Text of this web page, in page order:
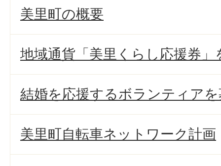
美里町の概要
地域通貨「美里くらし応援券」
結婚を応援するボランティア
美里町自転車ネットワーク計画